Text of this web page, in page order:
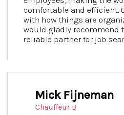
comfortable and efficient.
with how things are
would gladly recommend
reliable partner for job
Mick Fijneman
Chauffeur B